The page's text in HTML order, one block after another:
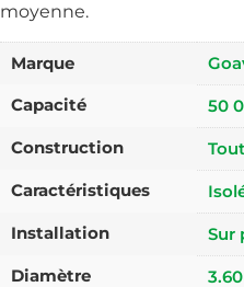
moyenne.
Marque
Capacité
50
Construction
Caractéristiques
Installation
Sur
Diamètre